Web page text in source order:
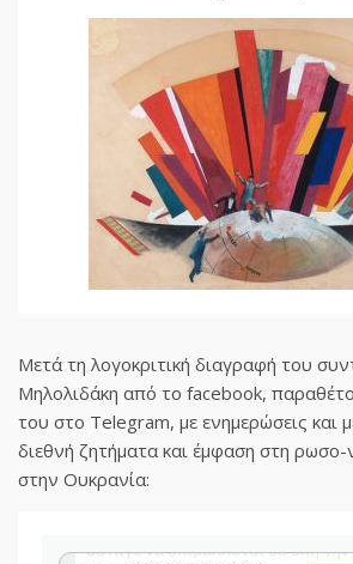
Μετά τη λογοκριτική διαγραφή του
Μηλολιδάκη από το facebook,
του στο Telegram, με ενημερώσεις και
διεθνή ζητήματα και έμφαση στη
στην Ουκρανία: